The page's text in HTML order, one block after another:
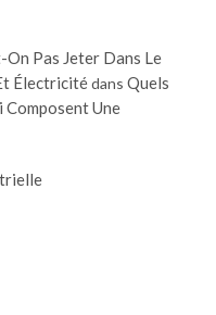
Pas Jeter Dans Le
Électricitédans Quels
Une